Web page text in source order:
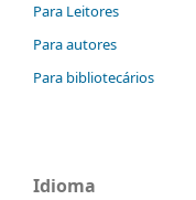
Para Leitores
Para autores
Para bibliotecários
Idioma